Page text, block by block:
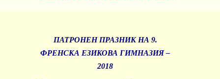
ПАТРОНЕН ПРАЗНИК НА 9.
ФРЕНСКА ЕЗИКОВА ГИМНАЗИЯ –
2018